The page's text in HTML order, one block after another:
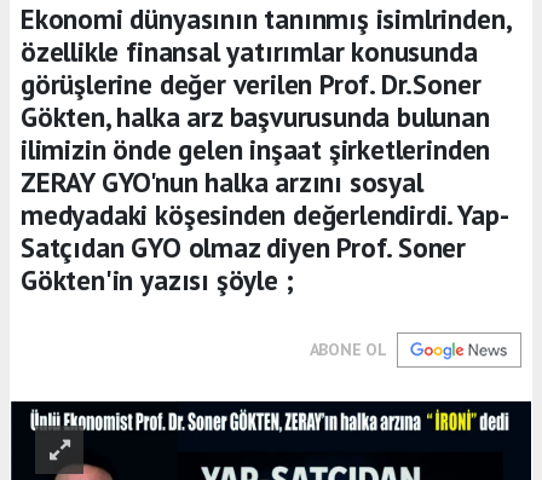
Ekonomi dünyasının tanınmış isimlrinden,
özellikle finansal yatırımlar konusunda
görüşlerine değer verilen Prof. Dr.Soner
Gökten, halka arz başvurusunda bulunan
ilimizin önde gelen inşaat şirketlerinden
ZERAY GYO'nun halka arzını sosyal
medyadaki köşesinden değerlendirdi. Yap-
Satçıdan GYO olmaz diyen Prof. Soner
Gökten'in yazısı şöyle ;
ABONE OL